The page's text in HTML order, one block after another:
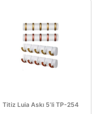
Titiz Luia Askı 5’li TP-254